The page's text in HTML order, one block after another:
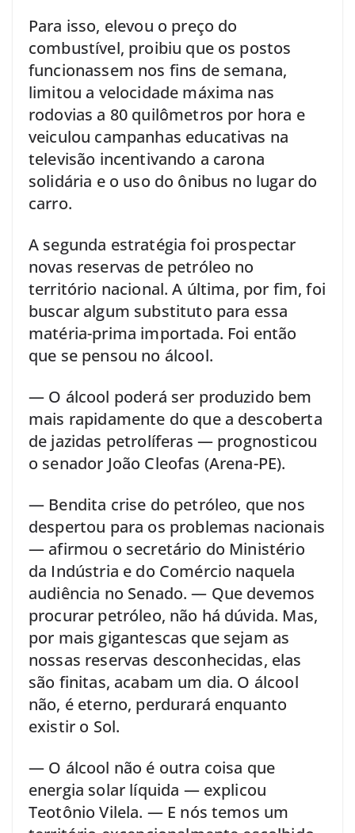
Para isso, elevou o preço do
combustível, proibiu que os postos
funcionassem nos fins de semana,
limitou a velocidade máxima nas
rodovias a 80 quilômetros por hora e
veiculou campanhas educativas na
televisão incentivando a carona
solidária e o uso do ônibus no lugar do
carro.
A segunda estratégia foi prospectar
novas reservas de petróleo no
território nacional. A última, por fim, foi
buscar algum substituto para essa
matéria-prima importada. Foi então
que se pensou no álcool.
— O álcool poderá ser produzido bem
mais rapidamente do que a descoberta
de jazidas petrolíferas — prognosticou
o senador João Cleofas (Arena-PE).
— Bendita crise do petróleo, que nos
despertou para os problemas nacionais
— afirmou o secretário do Ministério
da Indústria e do Comércio naquela
audiência no Senado. — Que devemos
procurar petróleo, não há dúvida. Mas,
por mais gigantescas que sejam as
nossas reservas desconhecidas, elas
são finitas, acabam um dia. O álcool
não, é eterno, perdurará enquanto
existir o Sol.
— O álcool não é outra coisa que
energia solar líquida — explicou
Teotônio Vilela. — E nós temos um